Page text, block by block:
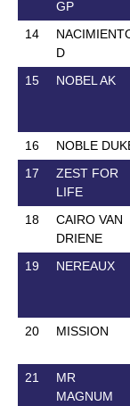
GP
14
D
15 NOBEL AK
16 NOBLE
17
ZEST FOR
LIFE
18
CAIRO VAN
DRIENE
19 NEREAUX
20 MISSION
21
MR
MAGNUM